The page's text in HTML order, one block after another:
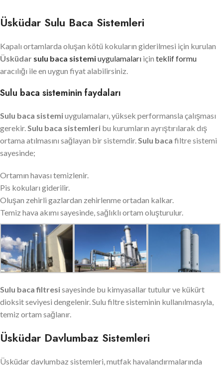
Üsküdar Sulu Baca Sistemleri
Kapalı ortamlarda oluşan kötü kokuların giderilmesi için kurulan
Üsküdar sulu baca sistemiuygulamaları için teklif formu
aracılığı ile en uygun fiyat alabilirsiniz.
Sulu baca sisteminin faydaları
Sulu baca sistemiuygulamaları, yüksek performansla çalışması
gerekir.Sulu baca sistemleri bu kurumların ayrıştırılarak dış
ortama atılmasını sağlayan bir sistemdir.Sulu baca filtre sistemi
sayesinde;
Ortamın havası temizlenir.
Pis kokuları giderilir.
Oluşan zehirli gazlardan zehirlenme ortadan kalkar.
Temiz hava akımı sayesinde, sağlıklı ortam oluşturulur.
Sulu baca filtresisayesinde bu kimyasallar tutulur ve kükürt
dioksit seviyesi dengelenir. Sulu filtre sisteminin kullanılmasıyla,
temiz ortam sağlanır.
Üsküdar Davlumbaz Sistemleri
Üsküdar davlumbaz sistemleri, mutfak havalandırmalarında